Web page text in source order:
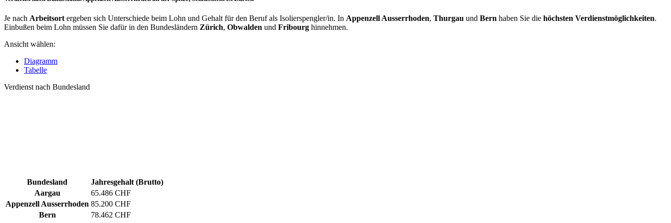
Je nach Arbeitsort ergeben sich Unterschiede beim Lohn und Gehalt für den Beruf als Isolierspengler/in. In Appenzell Ausserrhoden, Thurgau und Bern haben Sie die höchsten Verdienstmöglichkeiten.
Einbußen beim Lohn müssen Sie dafür in den Bundesländern Zürich, Obwalden und Fribourg hinnehmen.
Ansicht wählen:
Diagramm
Tabelle
Verdienst nach Bundesland
Bundesland
Jahresgehalt (Brutto)
Aargau
65.486 CHF
Appenzell Ausserrhoden 85.200 CHF
Bern
78.462 CHF